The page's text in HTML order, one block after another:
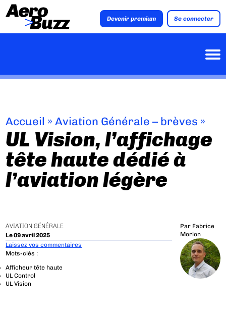
Devenir premium Se connecter
Accueil »Aviation Générale – brèves »
UL Vision, l’affichage
tête haute dédié à
l’aviation légère
AVIATION GÉNÉRALE
Le 09 avril 2025
Par Fabrice
Morlon
Laissez vos commentaires
Mots-clés :
Afficheur tête haute
UL Control
UL Vision